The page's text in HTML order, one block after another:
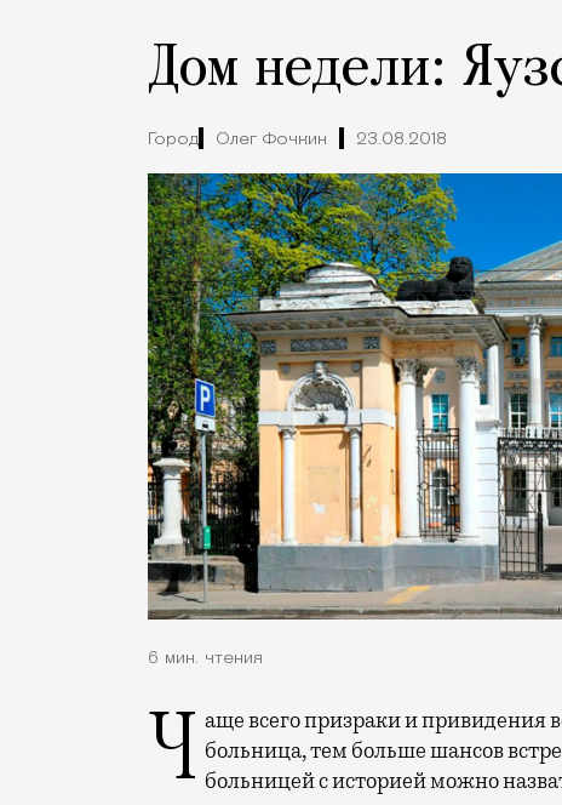
Дом недели:
Город Олег Фочкин 23.08.2018
6 мин. чтения
Чаще всего призраки и привидения встречаются в больницах. И чем старше больница, тем больше шансов
больницей с историей можно